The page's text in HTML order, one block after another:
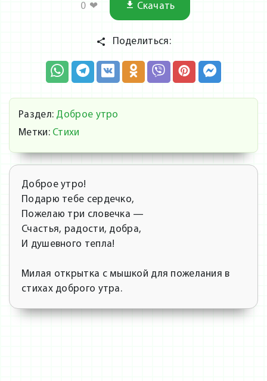
0 ❤ Скачать
Поделиться:
Раздел: Доброе утро
Метки: Стихи
Доброе утро!
Подарю тебе сердечко,
Пожелаю три словечка —
Счастья, радости, добра,
И душевного тепла!
Милая открытка с мышкой для пожелания в
стихах доброго утра.